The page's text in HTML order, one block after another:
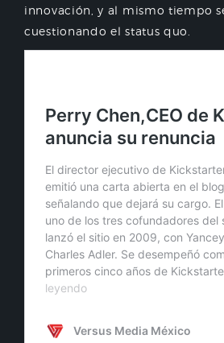
innovación, y al mismo tiempo
cuestionando el status quo.